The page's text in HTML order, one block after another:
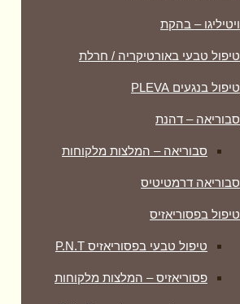
ויטיליגו – בהקת
טיפול טבעי באורטיקריה / חרלת
טיפול בנגעים PLEVA
סבוריאה – דהנת
סבוריאה – המלצות מלקוחות
סבוריאה דרמטיטיס
טיפול בפסוריאזיס
טיפול טבעי בפסוריאזיס P.N.T
פסוריאזיס – המלצות מלקוחות